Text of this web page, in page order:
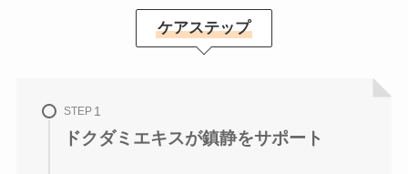
ケアステップ
STEP
ドクダミエキスが鎮静をサポート